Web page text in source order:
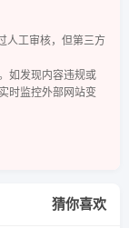
人工审核，但第三方
如发现内容违规或
时监控外部网站变
猜你喜欢